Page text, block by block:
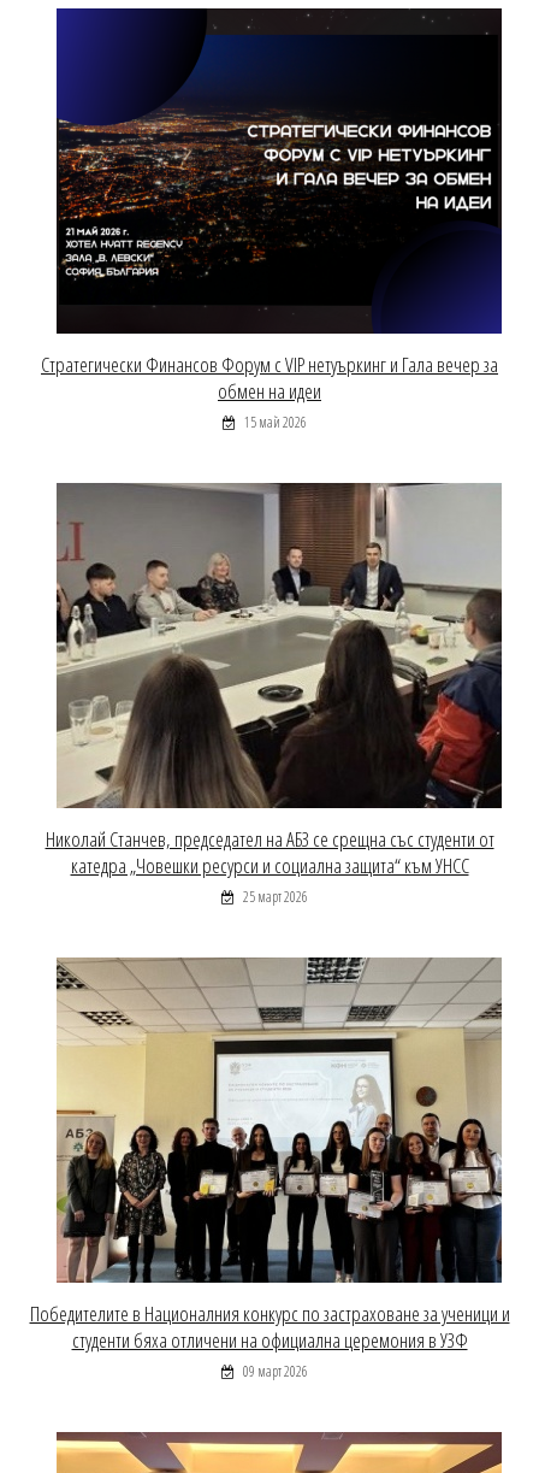
Стратегически Финансов Форум с VIP нетуъркинг и Гала вечер за
обмен на идеи
15 май 2026
Николай Станчев, председател на АБЗ се срещна със студенти от
катедра „Човешки ресурси и социална защита“ към УНСС
25 март 2026
Победителите в Националния конкурс по застраховане за ученици и
студенти бяха отличени на официална церемония в УЗФ
09 март 2026